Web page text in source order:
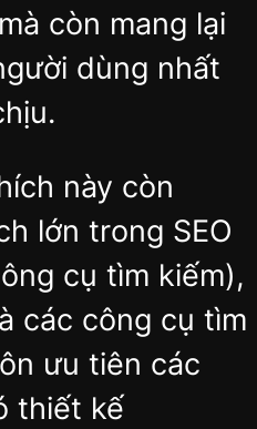
còn mang lại
dùng nhất
này còn
lớn trong SEO
cụ tìm kiếm),
các công cụ tìm
ưu tiên các
thiết kế